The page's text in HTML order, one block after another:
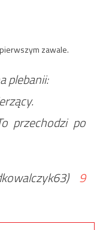
zawale.
plebanii:
przechodzi po
9